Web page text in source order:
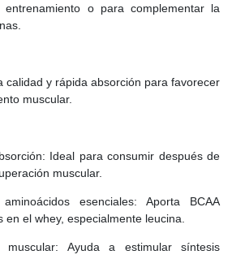
o para complementar la
calidad y rápida absorción para favorecer
muscular.
Ideal para consumir después de
muscular.
esenciales: Aporta BCAA
el whey, especialmente leucina.
muscular: Ayuda a estimular síntesis